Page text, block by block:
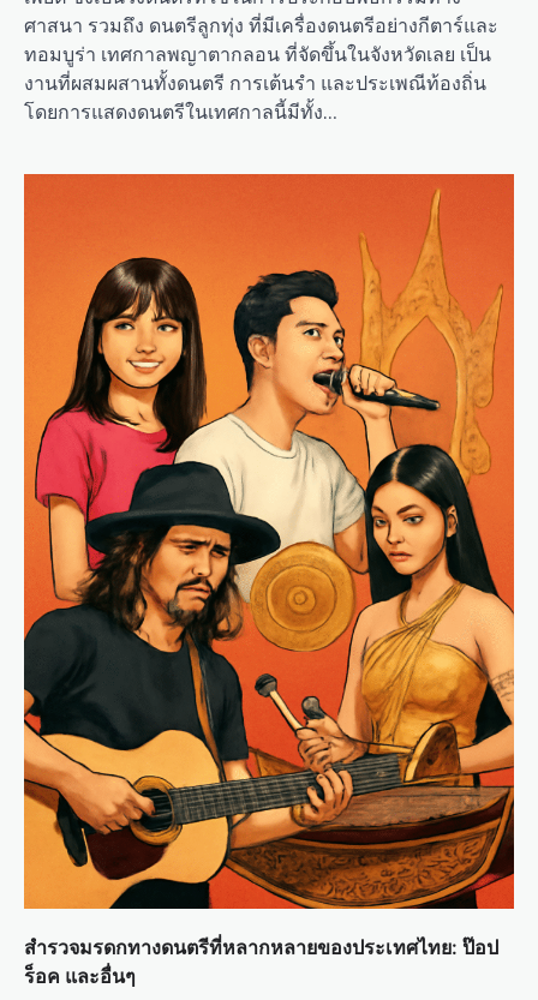
ศาสนา รวมถึง ดนตรีลูกทุ่ง ที่มีเครื่องดนตรีอย่างกีตาร์และ
ทอมบูร่า เทศกาลพญาตากลอน ที่จัดขึ้นในจังหวัดเลย เป็น
งานที่ผสมผสานทั้งดนตรี การเต้นรำ และประเพณีท้องถิ่น
โดยการแสดงดนตรีในเทศกาลนี้มีทั้ง…
สำรวจมรดกทางดนตรีที่หลากหลายของประเทศไทย: ป๊อป
ร็อค และอื่นๆ